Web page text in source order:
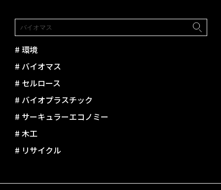
# 環境
# バイオマス
# セルロース
# バイオプラスチック
# サーキュラーエコノミー
# 木工
# リサイクル